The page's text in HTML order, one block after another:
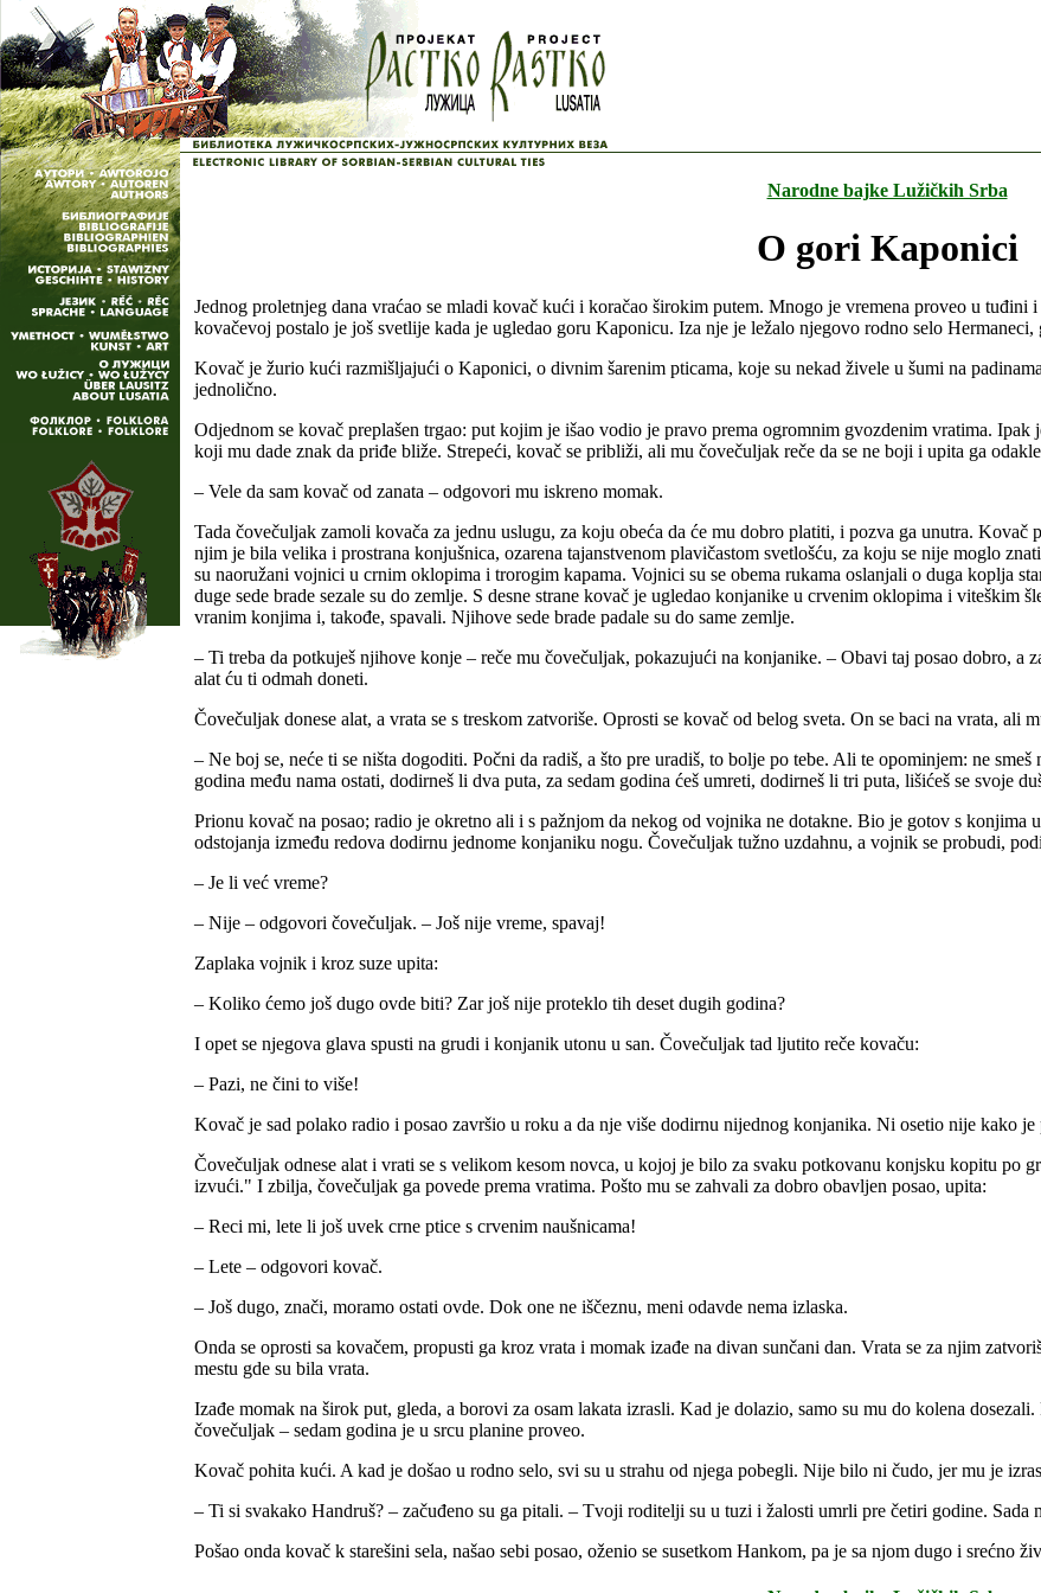
Narodne bajke Lužičkih Srba
O gori Kaponici
Jednog proletnjeg dana vraćao se mladi kovač kući i koračao širokim putem. Mnogo je vremena proveo u tuđini
kovačevoj postalo je još svetlije kada je ugledao goru Kaponicu. Iza nje je ležalo njegovo rodno selo
Kovač je žurio kući razmišljajući o Kaponici, o divnim šarenim pticama, koje su nekad živele u šumi na
jednolično.
Odjednom se kovač preplašen trgao: put kojim je išao vodio je pravo prema ogromnim gvozdenim vratima.
koji mu dade znak da priđe bliže. Strepeći, kovač se približi, ali mu čovečuljak reče da se ne boji i upita ga
– Vele da sam kovač od zanata – odgovori mu iskreno momak.
Tada čovečuljak zamoli kovača za jednu uslugu, za koju obeća da će mu dobro platiti, i pozva ga unutra.
njim je bila velika i prostrana konjušnica, ozarena tajanstvenom plavičastom svetlošću, za koju se nije moglo
su naoružani vojnici u crnim oklopima i trorogim kapama. Vojnici su se obema rukama oslanjali o duga koplja
duge sede brade sezale su do zemlje. S desne strane kovač je ugledao konjanike u crvenim oklopima i
vranim konjima i, takođe, spavali. Njihove sede brade padale su do same zemlje.
– Ti treba da potkuješ njihove konje – reče mu čovečuljak, pokazujući na konjanike. – Obavi taj posao dobro, a
alat ću ti odmah doneti.
Čovečuljak donese alat, a vrata se s treskom zatvoriše. Oprosti se kovač od belog sveta. On se baci na vrata, ali
– Ne boj se, neće ti se ništa dogoditi. Počni da radiš, a što pre uradiš, to bolje po tebe. Ali te opominjem: ne
godina među nama ostati, dodirneš li dva puta, za sedam godina ćeš umreti, dodirneš li tri puta, lišićeš se svoje
Prionu kovač na posao; radio je okretno ali i s pažnjom da nekog od vojnika ne dotakne. Bio je gotov s konjima
odstojanja između redova dodirnu jednome konjaniku nogu. Čovečuljak tužno uzdahnu, a vojnik se probudi,
– Je li već vreme?
– Nije – odgovori čovečuljak. – Još nije vreme, spavaj!
Zaplaka vojnik i kroz suze upita:
– Koliko ćemo još dugo ovde biti? Zar još nije proteklo tih deset dugih godina?
I opet se njegova glava spusti na grudi i konjanik utonu u san. Čovečuljak tad ljutito reče kovaču:
– Pazi, ne čini to više!
Kovač je sad polako radio i posao završio u roku a da nje više dodirnu nijednog konjanika. Ni osetio nije kako je
Čovečuljak odnese alat i vrati se s velikom kesom novca, u kojoj je bilo za svaku potkovanu konjsku kopitu po
izvući." I zbilja, čovečuljak ga povede prema vratima. Pošto mu se zahvali za dobro obavljen posao, upita:
– Reci mi, lete li još uvek crne ptice s crvenim naušnicama!
– Lete – odgovori kovač.
– Još dugo, znači, moramo ostati ovde. Dok one ne iščeznu, meni odavde nema izlaska.
Onda se oprosti sa kovačem, propusti ga kroz vrata i momak izađe na divan sunčani dan. Vrata se za njim
mestu gde su bila vrata.
Izađe momak na širok put, gleda, a borovi za osam lakata izrasli. Kad je dolazio, samo su mu do kolena
čovečuljak – sedam godina je u srcu planine proveo.
Kovač pohita kući. A kad je došao u rodno selo, svi su u strahu od njega pobegli. Nije bilo ni čudo, jer mu je
– Ti si svakako Handruš? – začuđeno su ga pitali. – Tvoji roditelji su u tuzi i žalosti umrli pre četiri godine.
Pošao onda kovač k starešini sela, našao sebi posao, oženio se susetkom Hankom, pa je sa njom dugo i srećno